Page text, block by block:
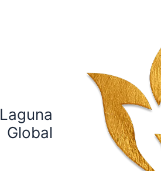
Laguna
Global